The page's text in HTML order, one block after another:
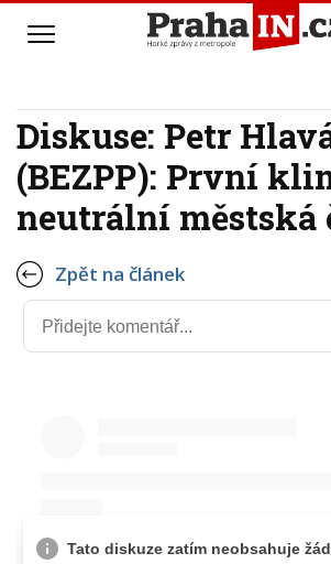
Diskuse: Petr
(BEZPP): První
neutrální městská
Zpět na článek